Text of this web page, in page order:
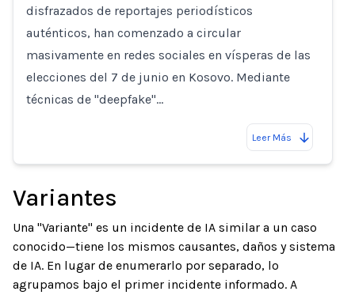
disfrazados de reportajes periodísticos
auténticos, han comenzado a circular
masivamente en redes sociales en vísperas de las
elecciones del 7 de junio en Kosovo. Mediante
técnicas de "deepfake"…
Leer Más
Variantes
Una "Variante" es un incidente de IA similar a un caso
conocido—tiene los mismos causantes, daños y sistema
de IA. En lugar de enumerarlo por separado, lo
agrupamos bajo el primer incidente informado. A